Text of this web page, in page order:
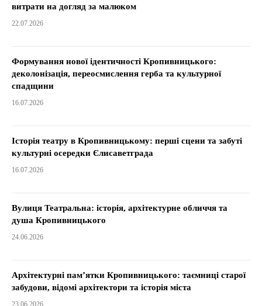
витрати на догляд за малюком
22.07.2026
Формування нової ідентичності Кропивницького:
деколонізація, переосмислення герба та культурної
спадщини
16.07.2026
Історія театру в Кропивницькому: перші сцени та забуті
культурні осередки Єлисаветграда
16.07.2026
Вулиця Театральна: історія, архітектурне обличчя та
душа Кропивницького
24.06.2026
Архітектурні пам’ятки Кропивницького: таємниці старої
забудови, відомі архітектори та історія міста
23.06.2026